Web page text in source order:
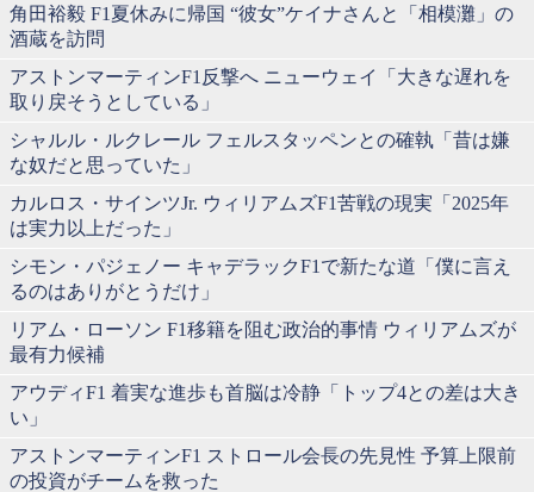
角田裕毅 F1夏休みに帰国 “彼女”ケイナさんと「相模灘」の
酒蔵を訪問
アストンマーティンF1反撃へ ニューウェイ「大きな遅れを
取り戻そうとしている」
シャルル・ルクレール フェルスタッペンとの確執「昔は嫌
な奴だと思っていた」
カルロス・サインツJr. ウィリアムズF1苦戦の現実「2025年
は実力以上だった」
シモン・パジェノー キャデラックF1で新たな道「僕に言え
るのはありがとうだけ」
リアム・ローソン F1移籍を阻む政治的事情 ウィリアムズが
最有力候補
アウディF1 着実な進歩も首脳は冷静「トップ4との差は大き
い」
アストンマーティンF1 ストロール会長の先見性 予算上限前
の投資がチームを救った